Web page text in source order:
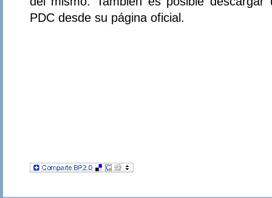
PDC desde su página oficial.